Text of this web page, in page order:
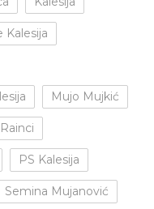
Kalesija
Mujo Mujkić
PS Kalesija
Semina Mujanović